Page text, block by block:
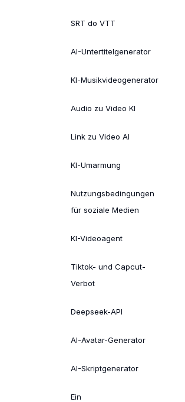
SRT do VTT
AI-Untertitelgenerator
KI-Musikvideogenerator
Audio zu Video KI
Link zu Video AI
KI-Umarmung
Nutzungsbedingungen
für soziale Medien
KI-Videoagent
Tiktok- und Capcut-
Verbot
Deepseek-API
AI-Avatar-Generator
AI-Skriptgenerator
Ein